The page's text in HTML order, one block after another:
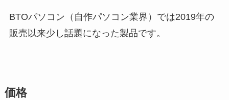
BTOパソコン（自作パソコン業界）では2019年の
販売以来少し話題になった製品です。
価格